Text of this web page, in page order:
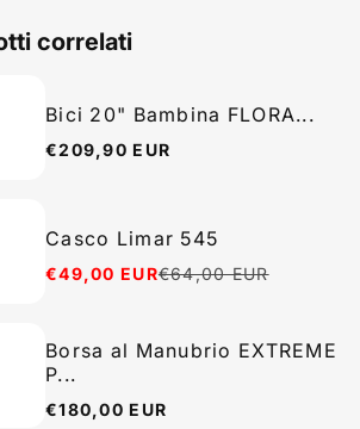
correlati
Bici 20" Bambina FLORA...
Prezzo
€209,90 EUR
Casco Limar 545
Prezzo
€49,00 EUR
Prezzo
€64,00 EUR
Borsa al Manubrio EXTREME
P...
Prezzo
€180,00 EUR